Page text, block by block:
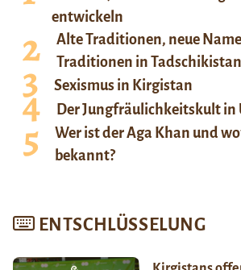
entwickeln
Alte Traditionen, neue
Traditionen in Tadschikistan
Sexismus in Kirgistan
Der Jungfräulichkeitskult in
Wer ist der Aga Khan und
bekannt?
ENTSCHLÜSSELUNG